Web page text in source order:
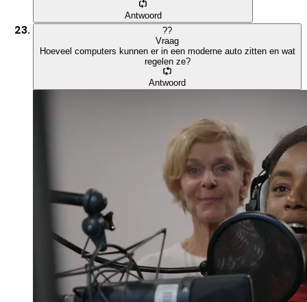
Antwoord
??
Vraag
Hoeveel computers kunnen er in een moderne auto zitten en wat
regelen ze?
Antwoord